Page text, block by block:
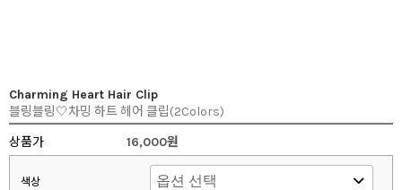
Charming Heart Hair Clip
블링블링🤍차밍 하트 헤어 클립(2Colors)
상품가
16,000원
색상